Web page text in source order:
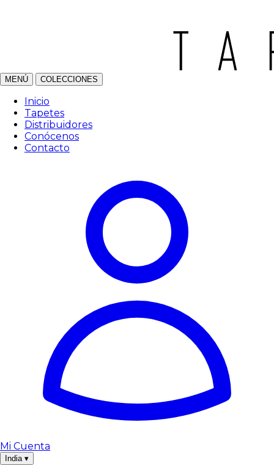
MENÚ COLECCIONES
Inicio
Tapetes
Distribuidores
Conócenos
Contacto
Mi Cuenta
India ▾